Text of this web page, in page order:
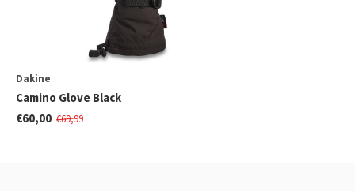
Dakine
Camino Glove Black
€60,00 €69,99